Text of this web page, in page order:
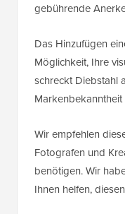
gebührende
Das Hinzufügen
Möglichkeit, Ihre
schreckt Diebstahl
Wir empfehlen
Fotografen und
benötigen. Wir
Ihnen helfen,